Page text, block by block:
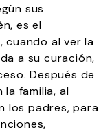
sus
es el
cuando al ver la
a su curación,
Después de
familia, al
los padres, para